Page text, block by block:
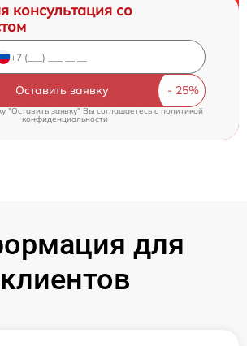
консультация со
Оставить заявку
"Оставить заявку" Вы соглашаетесь c политикой
конфиденциальности
для
клиентов